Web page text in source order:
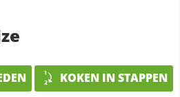
KOKEN IN STAPPEN